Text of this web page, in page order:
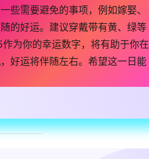
些需要避免的事项，例如嫁娶、
的好运。建议穿戴带有黄、绿等
为你的幸运数字，将有助于你在
好运将伴随左右。希望这一日能